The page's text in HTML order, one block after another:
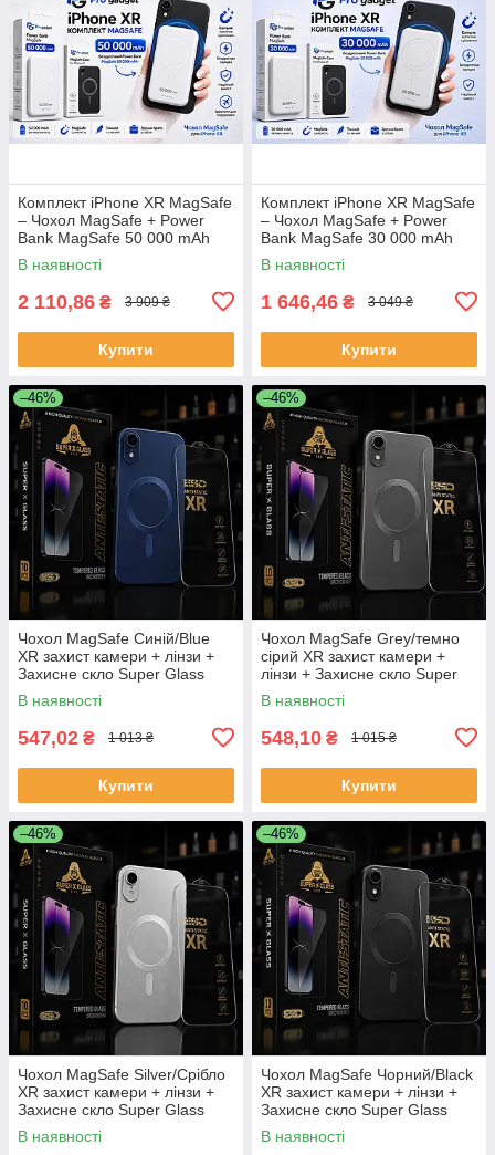
Комплект iPhone XR MagSafe
– Чохол MagSafe + Power
Bank MagSafe 50 000 mAh
бездротовий
В наявності
2 110,86 ₴ 3 909 ₴
Купити
Комплект iPhone XR MagSafe
– Чохол MagSafe + Power
Bank MagSafe 30 000 mAh
бездротовий
В наявності
1 646,46 ₴ 3 049 ₴
Купити
–46%
Чохол MagSafe Синій/Blue
XR захист камери + лінзи +
Захисне скло Super Glass
ESD для iPhone XR |
Комплект захисту 2в1
В наявності
547,02 ₴ 1 013 ₴
Купити
–46%
Чохол MagSafe Grey/темно
сірий XR захист камери +
лінзи + Захисне скло Super
Glass ESD для iPhone XR |
Комплект захисту 2в1
В наявності
548,10 ₴ 1 015 ₴
Купити
–46%
Чохол MagSafe Silver/Срібло
XR захист камери + лінзи +
Захисне скло Super Glass
ESD для iPhone XR |
Комплект захисту 2в1
В наявності
–46%
Чохол MagSafe Чорний/Black
XR захист камери + лінзи +
Захисне скло Super Glass
ESD для iPhone XR |
Комплект захисту 2в1
В наявності